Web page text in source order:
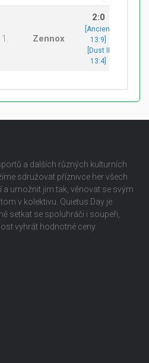
1. Zennox
2:0
[Ancient
13:9]
[Dust II
13:4]
a dalších různých kulturních
sdružovat příznivce her všech
umožnit jim tak, věnovat se svým
v kolektivu. Quietus Day je
setkat se spoluhráči i soupeři,
vyhrát hodnotné ceny.